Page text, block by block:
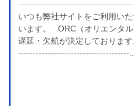
いつも弊社サイトをご利用い
います。 ORC（オリエンタ
遅延・欠航が決定しておりま
--------------------------------------...